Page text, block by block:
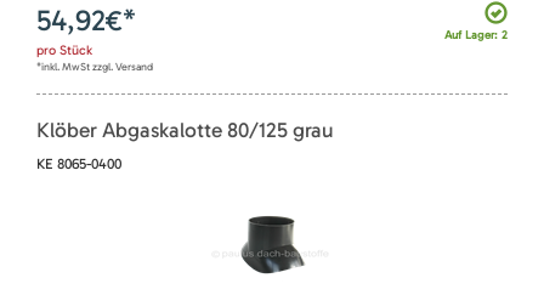
Auf Lager: 2
54,92€*
pro Stück
*inkl. MwSt zzgl. Versand
Klöber Abgaskalotte 80/125 grau
KE 8065-0400